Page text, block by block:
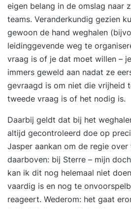
eigen belang in de omslag naar
teams. Veranderkundig gezien
gewoon de hand weghalen
leidinggevende weg te
vraag is of je dat moet willen –
immers geweld aan nadat ze
gevraagd is om niet die vrijheid
tweede vraag is of het nodig is.
Daarbij geldt dat bij het
altijd gecontroleerd doe op
Jasper aankan om de regie over
daarboven: bij Sterre – mijn
kan ik dit nog helemaal niet
vaardig is en nog te
reageert. Wederom: het gaat